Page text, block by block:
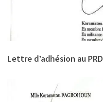
Lettre d’adhésion au PRD